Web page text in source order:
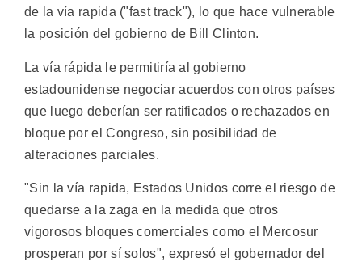
de la vía rapida ("fast track"), lo que hace vulnerable
la posición del gobierno de Bill Clinton.
La vía rápida le permitiría al gobierno
estadounidense negociar acuerdos con otros países
que luego deberían ser ratificados o rechazados en
bloque por el Congreso, sin posibilidad de
alteraciones parciales.
"Sin la vía rapida, Estados Unidos corre el riesgo de
quedarse a la zaga en la medida que otros
vigorosos bloques comerciales como el Mercosur
prosperan por sí solos", expresó el gobernador del